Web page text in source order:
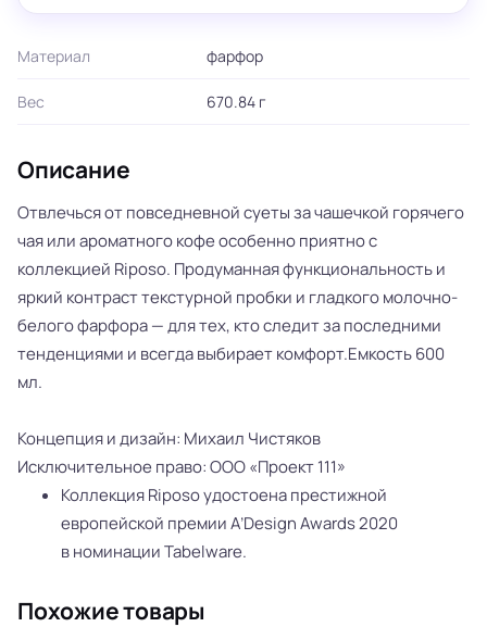
Материал фарфор
Вес 670.84 г
Описание
Отвлечься от повседневной суеты за чашечкой горячего
чая или ароматного кофе особенно приятно с
коллекцией Riposo. Продуманная функциональность и
яркий контраст текстурной пробки и гладкого молочно-
белого фарфора — для тех, кто следит за последними
тенденциями и всегда выбирает комфорт.Емкость 600
мл.
Концепция и дизайн: Михаил Чистяков
Исключительное право: ООО «Проект 111»
Коллекция Riposo удостоена престижной
европейской премии A’Design Awards 2020
в номинации Tabelware.
Похожие товары